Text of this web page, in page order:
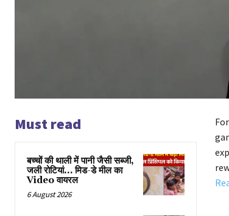
Must read
बच्चों की थाली में पानी जैसी सब्जी,
जली रोटियां… मिड-डे मील का
Video वायरल
6 August 2026